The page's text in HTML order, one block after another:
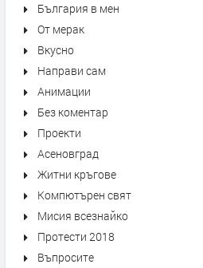
България в мен
От мерак
Вкусно
Направи сам
Анимации
Без коментар
Проекти
Асеновград
Житни кръгове
Компютърен свят
Мисия всезнайко
Протести 2018
Въпросите